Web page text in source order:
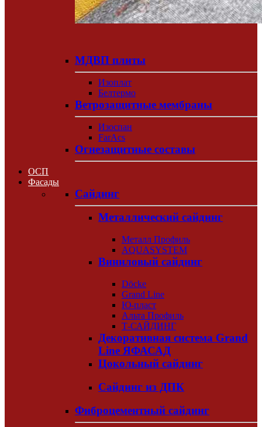
МДВП плиты
Изоплат
Белтермо
Ветрозащитные мембраны
Изоспан
FarAcs
Огнезащитные составы
ОСП
Фасады
Сайдинг
Металлический сайдинг
Металл Профиль
AQUASYSTEM
Виниловый сайдинг
Döcke
Grand Line
Ю-пласт
Альта Профиль
Т-САЙДИНГ
Декоративная система Grand
Line ЯФАСАД
Цокольный сайдинг
Сайдинг из ДПК
Фиброцементный сайдинг